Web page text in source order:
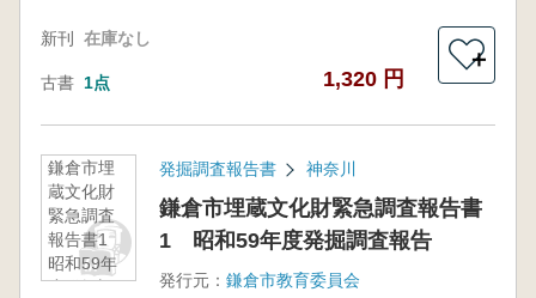
新刊 在庫なし
古書 1点 1,320 円
＋
鎌倉市埋
蔵文化財
緊急調査
報告書1
昭和59年
度発掘調
発掘調査報告書 神奈川
鎌倉市埋蔵文化財緊急調査報告書
1 昭和59年度発掘調査報告
発行元： 鎌倉市教育委員会